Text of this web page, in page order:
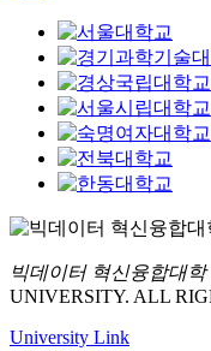
빅데이터 혁신융합대
UNIVERSITY. ALL
University Link